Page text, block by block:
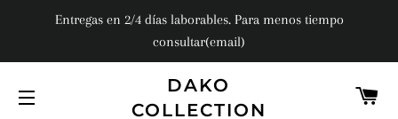
Entregas en 2/4 días laborables. Para menos tiempo
consultar(email)
DAKO
COLLECTION